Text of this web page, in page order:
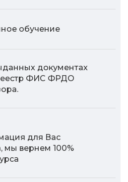
обучение
документах
ФИС ФРДО
для Вас
мы вернем 100%